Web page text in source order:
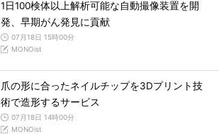
1日100検体以上解析可能な自動撮像装置を開
発、早期がん発見に貢献
07月18日 15時00分
MONOist
爪の形に合ったネイルチップを3Dプリント技
術で造形するサービス
07月18日 14時00分
MONOist